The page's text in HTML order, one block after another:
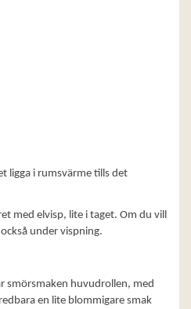
ligga i rumsvärme tills det
med elvisp, lite i taget. Om du vill
under vispning.
smörsmaken huvudrollen, med
en lite blommigare smak